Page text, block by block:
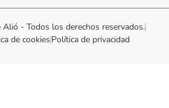
- Todos los derechos reservados.
de cookies Política de privacidad